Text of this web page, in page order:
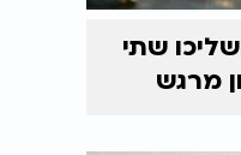
שתי
מרגש